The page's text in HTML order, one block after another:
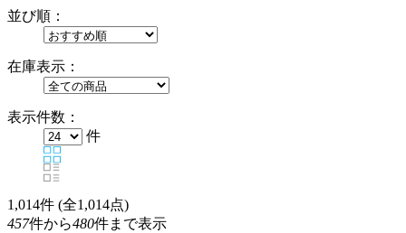
並び順：
在庫表示：
表示件数：
件
1,014件 (全1,014点)
457件から480件まで表示